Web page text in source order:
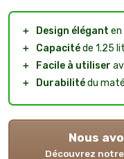
＋ Design élégant en
＋
Capacitéde 1.25
＋
Facile à utiliser
＋
Durabilitédu
Nous
Découvrez